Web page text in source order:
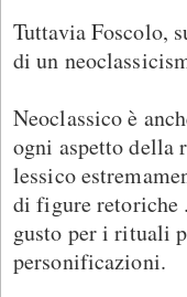
Tuttavia Foscolo,
di un
Neoclassico è
ogni aspetto della
lessico
di figure retoriche
gusto per i rituali
personificazioni.